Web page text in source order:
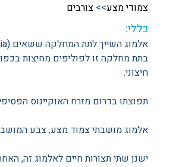
צמודי מצע>> צורבים
כללי:
אלמוג השייך לתת המחלקה ששאים (Hexacorallia).
בתת מחלקה זו לפוליפים מחיצות
חיצוני.
תפוצתו בדרום מזרח האוקיינוס
אלמוג מושבתי צמוד מצע, צבע
ישנן שתי תצורות חיים לאלמוג זה,